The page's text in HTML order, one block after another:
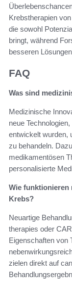
Krebstherapien
die sowohl
bringt, während
besseren
FAQ
Was sind
Medizinische
neue
entwickelt wurden,
zu behandeln.
medikamentösen
personalisierte
Wie funktionieren
Krebs?
Neuartige
therapies oder
Eigenschaften von
zielen direkt auf